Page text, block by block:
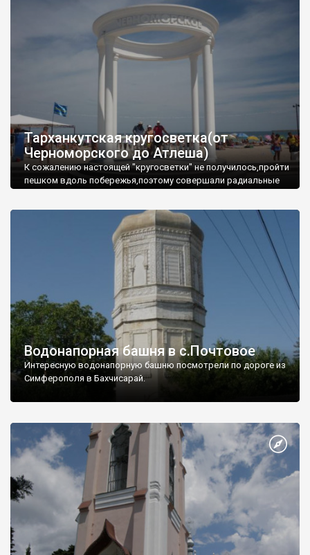
Тарханкутская кругосветка(от
Черноморского до Атлеша)
К сожалению настоящей "кругосветки" не получилось,пройти
пешком вдоль побережья,поэтому совершали радиальные
Водонапорная башня в с.Почтовое
Интересную водонапорную башню посмотрели по дороге из
Симферополя в Бахчисарай.